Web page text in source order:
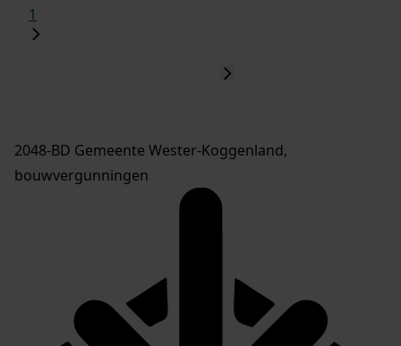
1
2048-BD Gemeente Wester-Koggenland,
bouwvergunningen